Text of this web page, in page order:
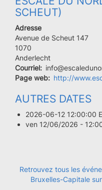
SCHEUT)
Adresse
Avenue de Scheut 147
Code
postal
1070
Ville
Anderlecht
Courriel
Page web
http://
AUTRES DATES
2026-06-12 12:00:00
ven 12/06/2026 -
Retrouvez tous les
Bruxelles-Capitale sur